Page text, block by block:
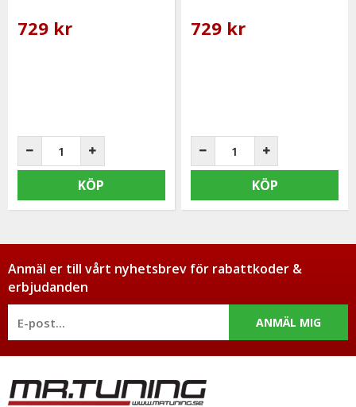
729 kr
KÖP
729 kr
KÖP
Anmäl er till vårt nyhetsbrev för rabattkoder &
erbjudanden
ANMÄL MIG